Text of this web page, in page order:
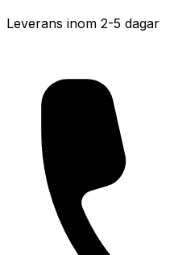
Leverans inom 2-5 dagar